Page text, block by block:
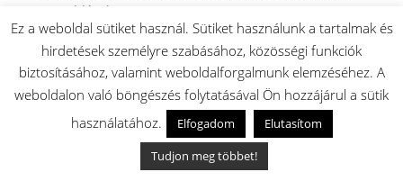
megoldások:
► LOC gyerekzár Gorenje és MORA készülékeken:
► Gorenje és MORA Gázkészülékek PB gázra
átalakítása:
► Kenyérsütő bordásszíjak: Hossz és szélesség infók
► Hisense hűtő beazonosítása adattábla alapján
► gorenjealkatreszek.hu csapatának youtube videói
Ez a weboldal sütiket használ. Sütiket használunk a tartalmak és
hirdetések személyre szabásához, közösségi funkciók
biztosításához, valamint weboldalforgalmunk elemzéséhez. A
weboldalon való böngészés folytatásával Ön hozzájárul a sütik
használatához.
Elfogadom
Elutasítom
Tudjon meg többet!